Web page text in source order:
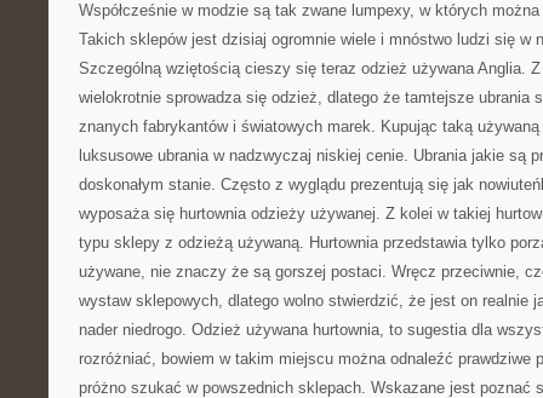
Współcześnie w modzie są tak zwane lumpexy, w których
Takich sklepów jest dzisiaj ogromnie wiele i mnóstwo ludzi się w
Szczególną wziętością cieszy się teraz odzież używana Anglia.
wielokrotnie sprowadza się odzież, dlatego że tamtejsze ubrania
znanych fabrykantów i światowych marek. Kupując taką
luksusowe ubrania w nadzwyczaj niskiej cenie. Ubrania jakie są
doskonałym stanie. Często z wyglądu prezentują się jak
wyposaża się hurtownia odzieży używanej. Z kolei w takiej
typu sklepy z odzieżą używaną. Hurtownia przedstawia tylko
używane, nie znaczy że są gorszej postaci. Wręcz przeciwnie,
wystaw sklepowych, dlatego wolno stwierdzić, że jest on realnie
nader niedrogo. Odzież używana hurtownia, to sugestia dla
rozróżniać, bowiem w takim miejscu można odnaleźć prawdziwe
próżno szukać w powszednich sklepach. Wskazane jest poznać